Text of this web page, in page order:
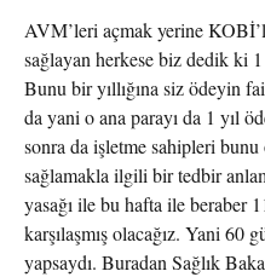
AVM’leri açmak yerine
sağlayan herkese biz dedik ki
Bunu bir yıllığına siz ödeyin
da yani o ana parayı da 1 yıl
sonra da işletme sahipleri bunu
sağlamakla ilgili bir tedbir
yasağı ile bu hafta ile beraber
karşılaşmış olacağız. Yani 60
yapsaydı. Buradan Sağlık